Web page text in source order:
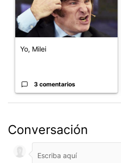
Yo, Milei
3 comentarios
Conversación